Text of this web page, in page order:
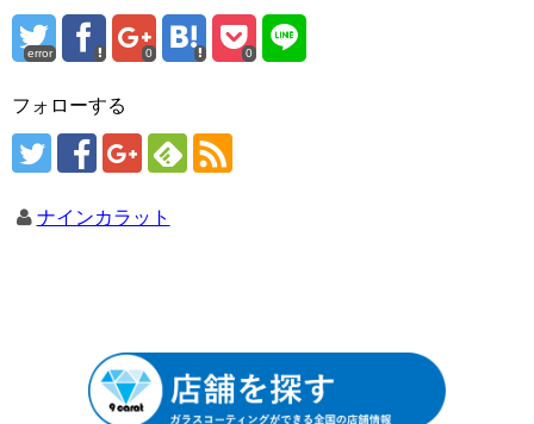
error 0 0
フォローする
ナインカラット